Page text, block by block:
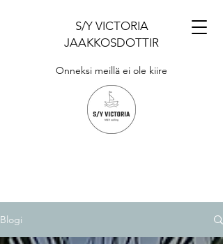
S/Y VICTORIA
JAAKKOSDOTTIR
Onneksi meillä ei ole kiire
Blogi